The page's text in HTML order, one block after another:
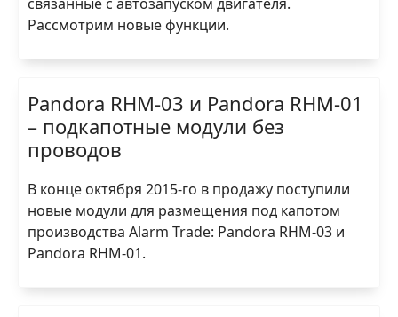
Рассмотрим новые функции.
Pandora RHM-03 и Pandora RHM-01
– подкапотные модули без
проводов
В конце октября 2015-го в продажу поступили
новые модули для размещения под капотом
производства Alarm Trade: Pandora RHM-03 и
Pandora RHM-01.